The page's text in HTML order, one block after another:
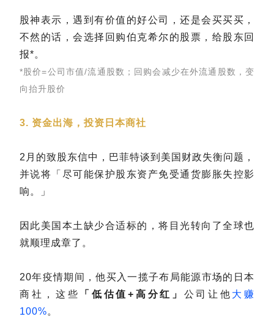
股神表示，遇到有价值的好公司，还是会买买买，
不然的话，会选择回购伯克希尔的股票，给股东回
报*。
*股价=公司市值/流通股数；回购会减少在外流通股数，变
向抬升股价
3. 资金出海，投资日本商社
2月的致股东信中，巴菲特谈到美国财政失衡问题，
并说将「尽可能保护股东资产免受通货膨胀失控影
响。」
因此美国本土缺少合适标的，将目光转向了全球也
就顺理成章了。
20年疫情期间，他买入一揽子布局能源市场的日本
商社，这些
「低估值+高分红」 公司让他 大赚
100%。